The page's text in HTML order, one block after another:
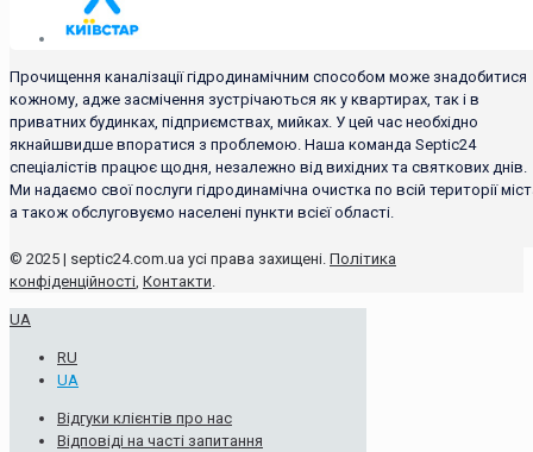
Прочищення каналізації гідродинамічним способом може знадобитися
кожному, адже засмічення зустрічаються як у квартирах, так і в
приватних будинках, підприємствах, мийках. У цей час необхідно
якнайшвидше впоратися з проблемою. Наша команда Septic24
спеціалістів працює щодня, незалежно від вихідних та святкових днів.
Ми надаємо свої послуги гідродинамічна очистка по всій території
а також обслуговуємо населені пункти всієї області.
© 2025 | septic24.com.ua усі права захищені. Політика
конфіденційності, Контакти.
UA
RU
UA
Відгуки клієнтів про нас
Відповіді на часті запитання